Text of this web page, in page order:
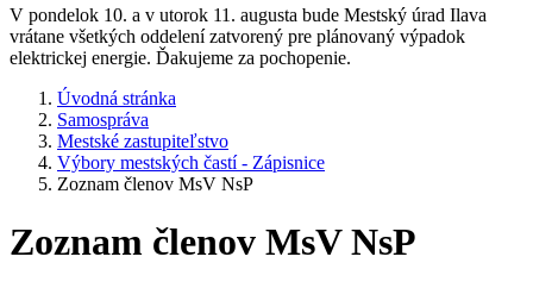
V pondelok 10. a v utorok 11. augusta bude Mestský úrad Ilava
vrátane všetkých oddelení zatvorený pre plánovaný výpadok
elektrickej energie. Ďakujeme za pochopenie.
Úvodná stránka
Samospráva
Mestské zastupiteľstvo
Výbory mestských častí - Zápisnice
Zoznam členov MsV NsP
Zoznam členov MsV NsP